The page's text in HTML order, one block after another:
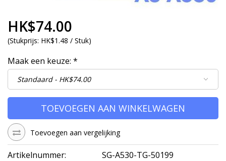
HK$74.00
(Stukprijs: HK$1.48 / Stuk)
Maak een keuze: *
TOEVOEGEN AAN WINKELWAGEN
Toevoegen aan vergelijking
Artikelnummer: SG-A530-TG-50199